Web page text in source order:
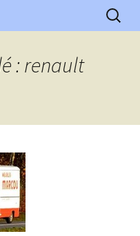
historiques
: renault